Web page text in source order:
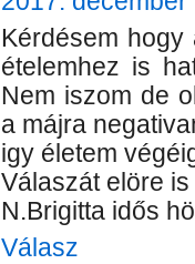
Kérdésem
ételemhez is
Nem iszom de
a májra
igy életem
Válaszát elöre
N.Brigitta idős
Válasz